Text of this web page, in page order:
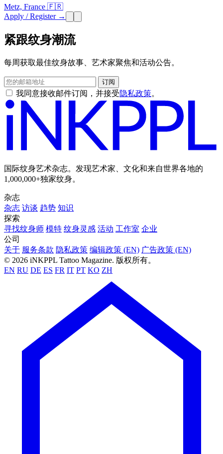
Metz, France 🇫🇷
Apply / Register →
紧跟纹身潮流
每周获取最佳纹身故事、艺术家聚焦和活动公告。
订阅
我同意接收邮件订阅，并接受隐私政策。
国际纹身艺术杂志。发现艺术家、文化和来自世界各地的
1,000,000+独家纹身。
杂志
杂志 访谈 趋势 知识
探索
寻找纹身师 模特 纹身灵感 活动 工作室 企业
公司
关于 服务条款 隐私政策 编辑政策 (EN) 广告政策 (EN)
© 2026 iNKPPL Tattoo Magazine. 版权所有。
EN RU DE ES FR IT PT KO ZH